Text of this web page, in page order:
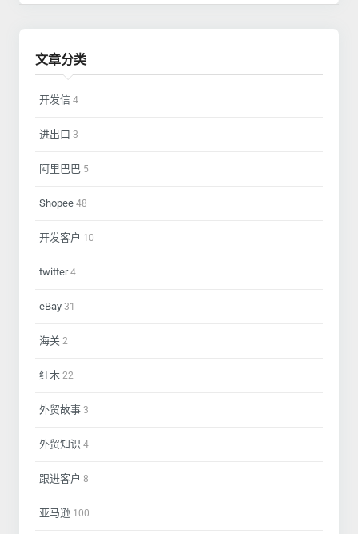
文章分类
开发信 4
进出口 3
阿里巴巴 5
Shopee 48
开发客户 10
twitter4
eBay 31
海关 2
红木 22
外贸故事 3
外贸知识 4
跟进客户 8
亚马逊 100